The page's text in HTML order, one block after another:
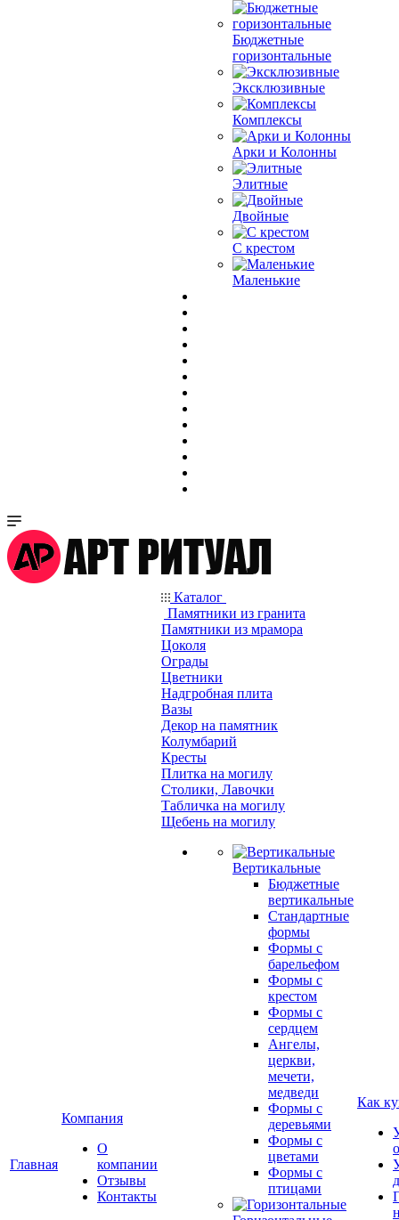
Бюджетные
горизонтальные
Эксклюзивные
Комплексы
Арки и Колонны
Элитные
Двойные
С крестом
Маленькие
Главная
Компания
О
компании
Отзывы
Контакты
Каталог
Памятники из гранита
Памятники из мрамора
Цоколя
Ограды
Цветники
Надгробная плита
Вазы
Декор на памятник
Колумбарий
Кресты
Плитка на могилу
Столики, Лавочки
Табличка на могилу
Щебень на могилу
Вертикальные
Бюджетные
вертикальные
Стандартные
формы
Формы с
барельефом
Формы с
крестом
Формы с
сердцем
Ангелы,
церкви,
мечети,
медведи
Формы с
деревьями
Формы с
цветами
Формы с
птицами
Как